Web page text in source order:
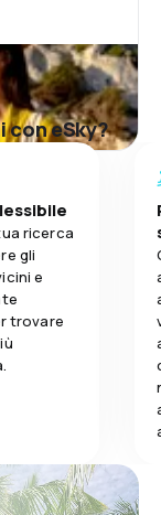
con eSky?
ricerca
gli
e
trovare